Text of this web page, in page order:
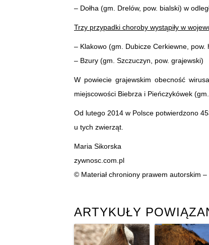
– Dołha (gm. Drelów, pow. bialski) w
Trzy przypadki choroby wystąpiły w
– Klakowo (gm. Dubicze Cerkiewne, pow.
– Bzury (gm. Szczuczyn, pow. grajewski)
W powiecie grajewskim obecność
miejscowości Biebrza i Pieńczykówek
Od lutego 2014 w Polsce potwierdzono
u tych zwierząt.
Maria Sikorska
zywnosc.com.pl
© Materiał chroniony prawem autorskim –
ARTYKUŁY